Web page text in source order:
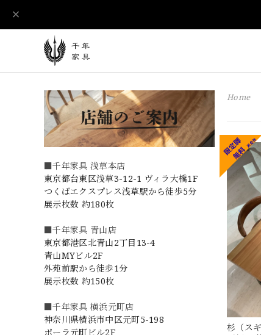
■千年家具 浅草本店
東京都台東区浅草3-12-1 ヴィラ大橋1F
つくばエクスプレス浅草駅から徒歩5分
展示枚数 約180枚
■千年家具 青山店
東京都港区北青山2丁目13-4
青山MYビル2F
外苑前駅から徒歩1分
展示枚数 約150枚
■千年家具 横浜元町店
神奈川県横浜市中区元町5-198
ポーラ元町ビル2F
Home
杉（ス